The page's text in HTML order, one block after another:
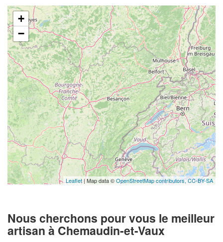
+
−
Leaflet| Map data ©OpenStreetMap contributors,CC-BY-SA
Nous cherchons pour vous le meilleur
artisan à Chemaudin-et-Vaux